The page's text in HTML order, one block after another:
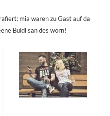
mia waren zu Gast auf da
Buidl san des worn!